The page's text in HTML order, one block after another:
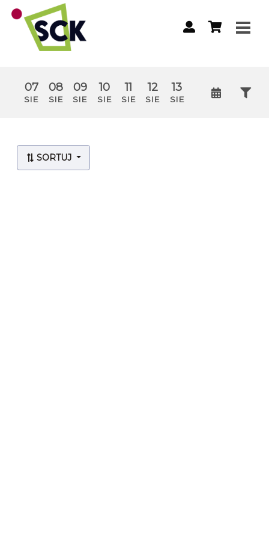
07
SIE
08
SIE
09
SIE
10
SIE
11
SIE
12
SIE
13
SIE
Lista wydarzeń:
SORTUJ